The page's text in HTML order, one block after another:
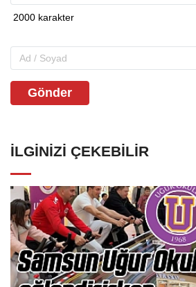
Gönder
İLGINIZI ÇEKEBILIR